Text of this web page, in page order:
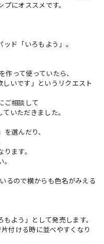
にオススメです。
ド「いろもよう」。
作って使っていたら、
いです」というリクエスト
ご相談して
いただきました。
選んだり、
ます。
るので横からも色名がみえる
よう」として発売します。
付ける時に並べやすくなり